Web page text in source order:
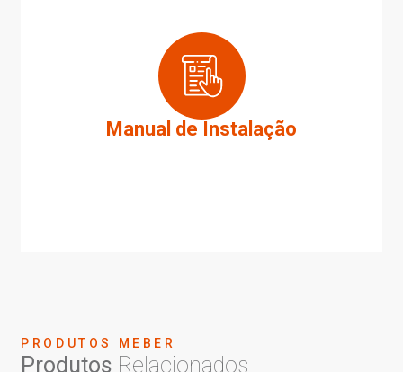
Manual de Instalação
PRODUTOS MEBER
Produtos Relacionados